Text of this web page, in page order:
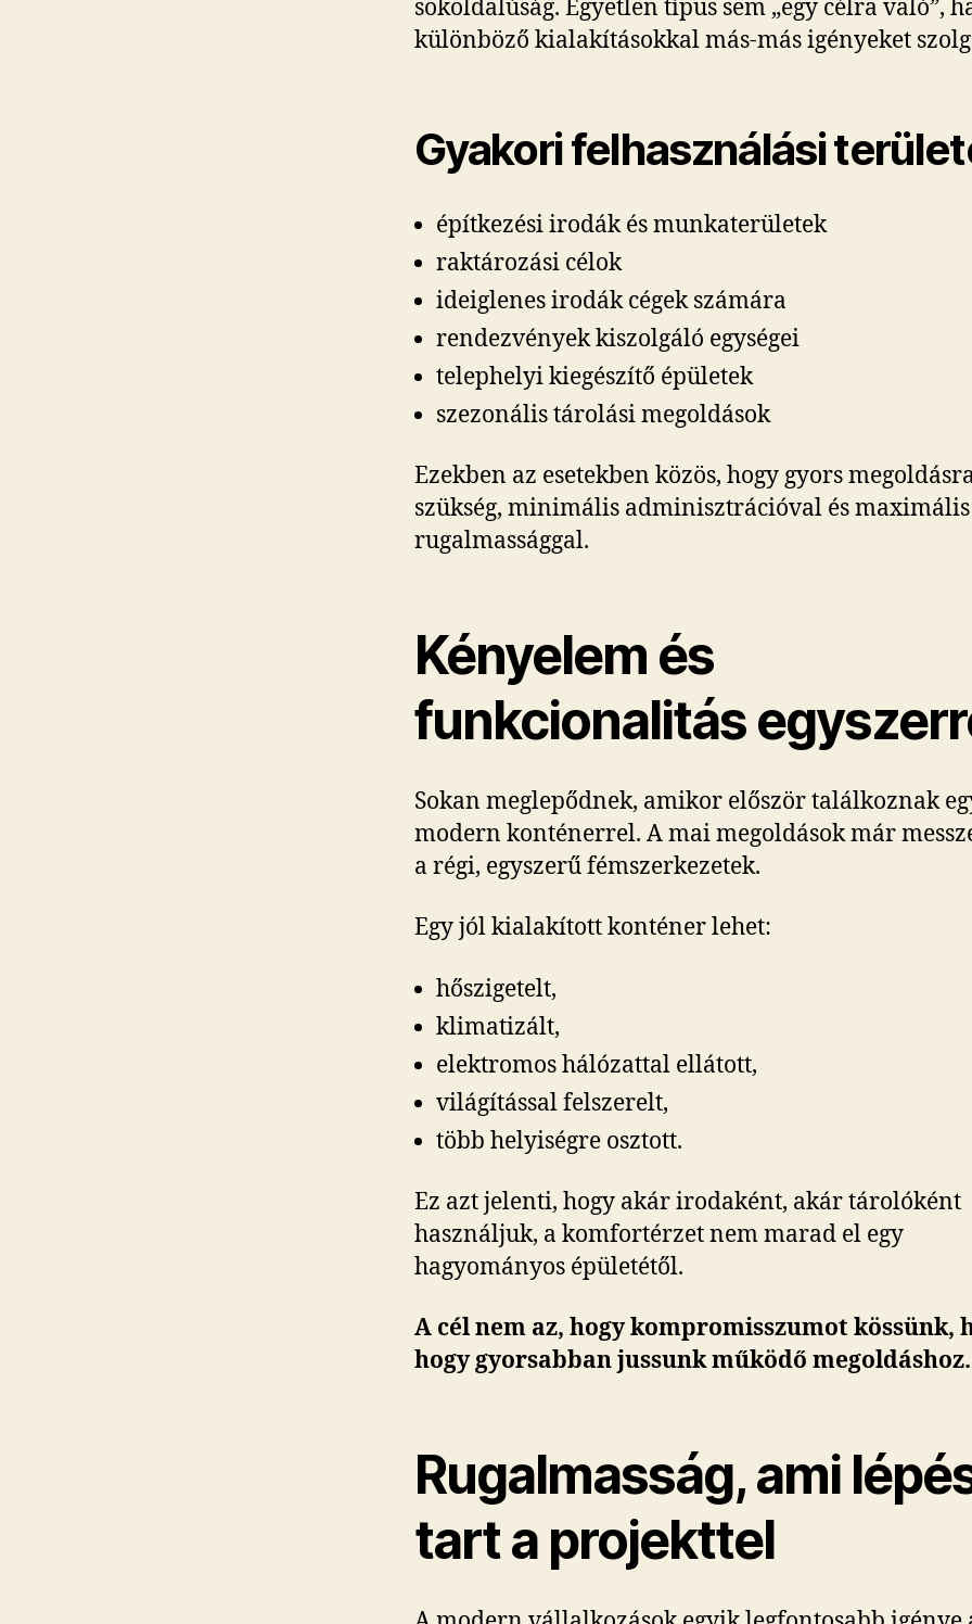
sokoldalúság. Egyetlen típus sem „egy célra való”,
különböző kialakításokkal más-más igényeket
Gyakori felhasználási
építkezési irodák és munkaterületek
raktározási célok
ideiglenes irodák cégek számára
rendezvények kiszolgáló egységei
telephelyi kiegészítő épületek
szezonális tárolási megoldások
Ezekben az esetekben közös, hogy gyors
szükség, minimális adminisztrációval és maximális
rugalmassággal.
Kényelem és
funkcionalitás
Sokan meglepődnek, amikor először találkoznak
modern konténerrel. A mai megoldások már
a régi, egyszerű fémszerkezetek.
Egy jól kialakított konténer lehet:
hőszigetelt,
klimatizált,
elektromos hálózattal ellátott,
világítással felszerelt,
több helyiségre osztott.
Ez azt jelenti, hogy akár irodaként, akár tárolóként
használjuk, a komfortérzet nem marad el egy
hagyományos épületétől.
A cél nem az, hogy kompromisszumot kössünk,
hogy gyorsabban jussunk működő megoldáshoz.
Rugalmasság, ami
tart a projekttel